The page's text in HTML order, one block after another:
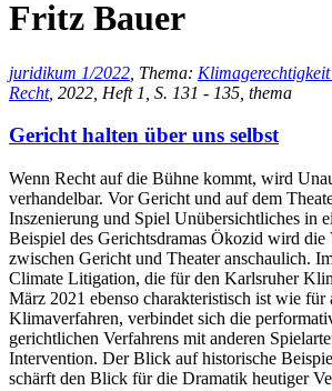
Fritz Bauer
juridikum 1/2022 , Thema:
Recht, 2022, Heft 1, S. 131 - 135, thema
Gericht halten über uns selbst
Wenn Recht auf die Bühne kommt, wird
verhandelbar. Vor Gericht und auf dem
Inszenierung und Spiel Unübersichtliches in
Beispiel des Gerichtsdramas Ökozid wird die
zwischen Gericht und Theater anschaulich.
Climate Litigation, die für den Karlsruher
März 2021 ebenso charakteristisch ist wie für
Klimaverfahren, verbindet sich die
gerichtlichen Verfahrens mit anderen
Intervention. Der Blick auf historische
schärft den Blick für die Dramatik heutiger